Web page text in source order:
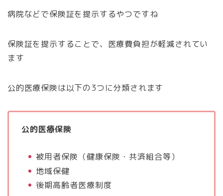
病院などで保険証を提示するやつですね
保険証を提示することで、医療費負担が軽減されてい
ます
公的医療保険は以下の3つに分類されます
公的医療保険
被用者保険（健康保険・共済組合等）
地域保健
後期高齢者医療制度